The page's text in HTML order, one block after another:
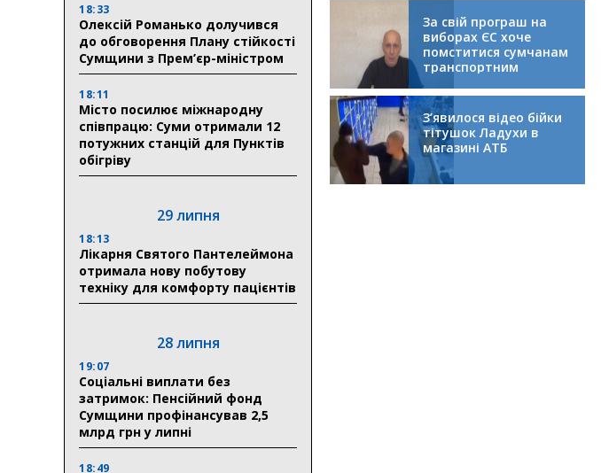
18:33
Олексій Романько долучився
до обговорення Плану стійкості
Сумщини з Прем’єр-міністром
18:11
Місто посилює міжнародну
співпрацю: Суми отримали 12
потужних станцій для Пунктів
обігріву
29 липня
18:13
Лікарня Святого Пантелеймона
отримала нову побутову
техніку для комфорту пацієнтів
28 липня
19:07
Соціальні виплати без
затримок: Пенсійний фонд
Сумщини профінансував 2,5
млрд грн у липні
18:49
За свій програш на
виборах ЄС хоче
помститися сумчанам
транспортним
колапсом
З’явилося відео бійки
тітушок Ладухи в
магазині АТБ